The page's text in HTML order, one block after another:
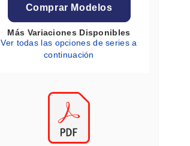
Comprar Modelos
Más Variaciones Disponibles
Ver todas las opciones de series a
continuación